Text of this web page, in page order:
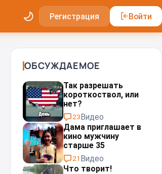
Регистрация Войти
ОБСУЖДАЕМОЕ
Так разрешать
короткоствол, или
нет?
23Видео
Дама приглашает в
кино мужчину
старше 35
21 Видео
Что творит!